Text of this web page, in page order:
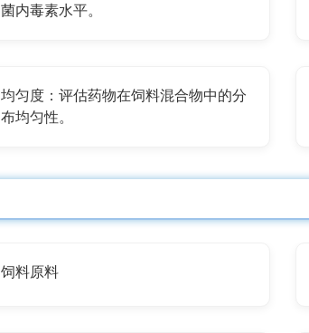
菌内毒素水平。
均匀度：评估药物在饲料混合物中的分
布均匀性。
饲料原料